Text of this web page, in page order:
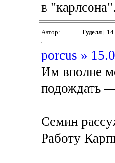
в "карлсона".
Автор: Гуделл[ 14
porcus »
Им вполне
подождать
Семин
Работу